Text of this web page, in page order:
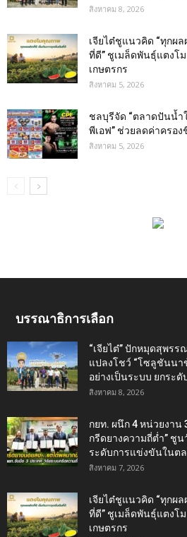
สิงหาคม 8, 2026
เจียไต๋ชูแนวคิด “ทุกผ
ที่ดี” ชูเมล็ดพันธุ์แตงโ
เกษตรกร
สิงหาคม 5, 2026
ชลบุรีจัด “ตลาดปันน้ำ
พีเอฟ” ช่วยลดค่าครอ
สิงหาคม 5, 2026
บรรณาธิการเลือก
“เจียไต๋” ปักหมุดสุพรร
แปลงโชว์ “โซลูชันนา
อย่างเป็นระบบ ยกระดั
สิงหาคม 8, 2026
กยท. ผนึก 4 หน่วยงาน
กรีดยางความถี่ต่ำ” ชู
ระดับการแข่งขันในต
สิงหาคม 7, 2026
เจียไต๋ชูแนวคิด “ทุกผ
ที่ดี” ชูเมล็ดพันธุ์แตงโ
เกษตรกร